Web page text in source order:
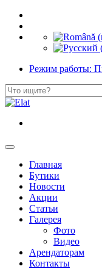
Режим работы:
Главная
Бутики
Новости
Акции
Статьи
Галерея
Фото
Видео
Арендаторам
Контакты